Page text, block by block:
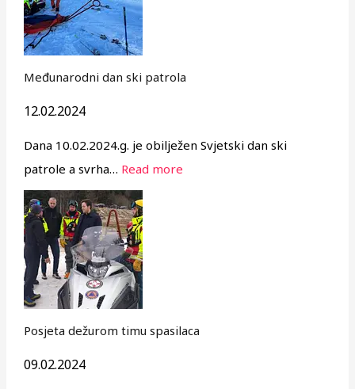
Međunarodni dan ski patrola
12.02.2024
Dana 10.02.2024.g. je obilježen Svjetski dan ski
patrole a svrha… Read more
Posjeta dežurom timu spasilaca
09.02.2024